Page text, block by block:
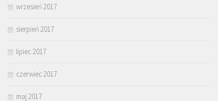
wrzesień 2017
sierpień 2017
lipiec 2017
czerwiec 2017
maj 2017